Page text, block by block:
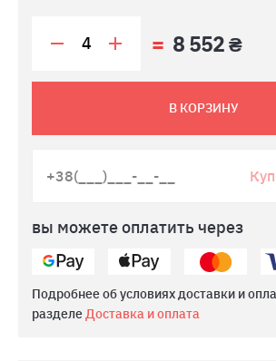
8 552 ₴
В КОРЗИНУ
вы можете оплатить через
Подробнее об условиях доставки и
разделеДоставка и оплата